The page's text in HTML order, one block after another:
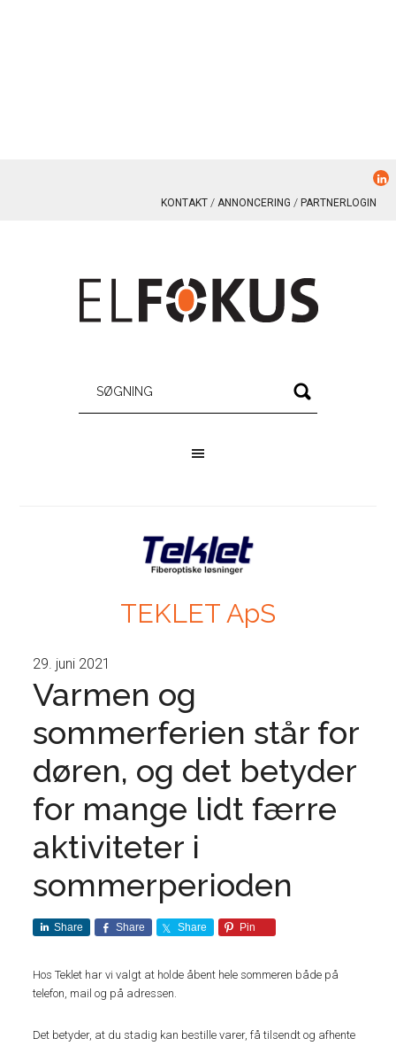
KONTAKT ANNONCERING PARTNERLOGIN
TEKLET ApS
29. juni 2021
Varmen og
sommerferien står for
døren, og det betyder
for mange lidt færre
aktiviteter i
sommerperioden
Share Share Share Pin
Hos Teklet har vi valgt at holde åbent hele sommeren både på
telefon, mail og på adressen.
Det betyder, at du stadig kan bestille varer, få tilsendt og afhente